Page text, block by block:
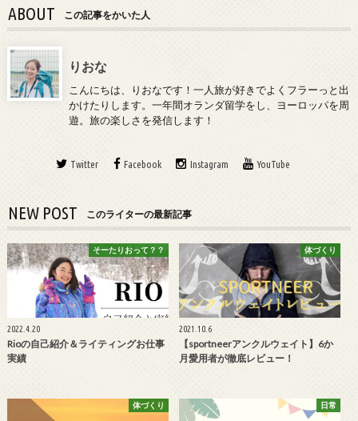
ABOUT この記事をかいた人
りおな
こんにちは、りおなです！一人旅が好きでよくフラーっと出
かけたりします。一年間オランダ留学をし、ヨーロッパを周
遊。旅の楽しさを発信します！
Twitter Facebook Instagram YouTube
NEW POST このライターの最新記事
そーたりおって？？
2022.4.20
Rioの自己紹介＆ライティングお仕事
実績
体づくり
2021.10.6
【sportneerアンクルウェイト】6か
月愛用者が徹底レビュー！
体づくり 日常